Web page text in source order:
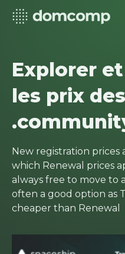
Explorer
les prix
New registration prices
which Renewal prices
always free to move to
often a good option as
cheaper than Renewal